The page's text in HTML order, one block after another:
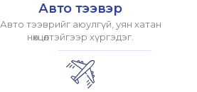
Авто тээвэр
Авто тээврийг аюулгүй, уян хатан
нөхцөлтэйгээр хүргэдэг.